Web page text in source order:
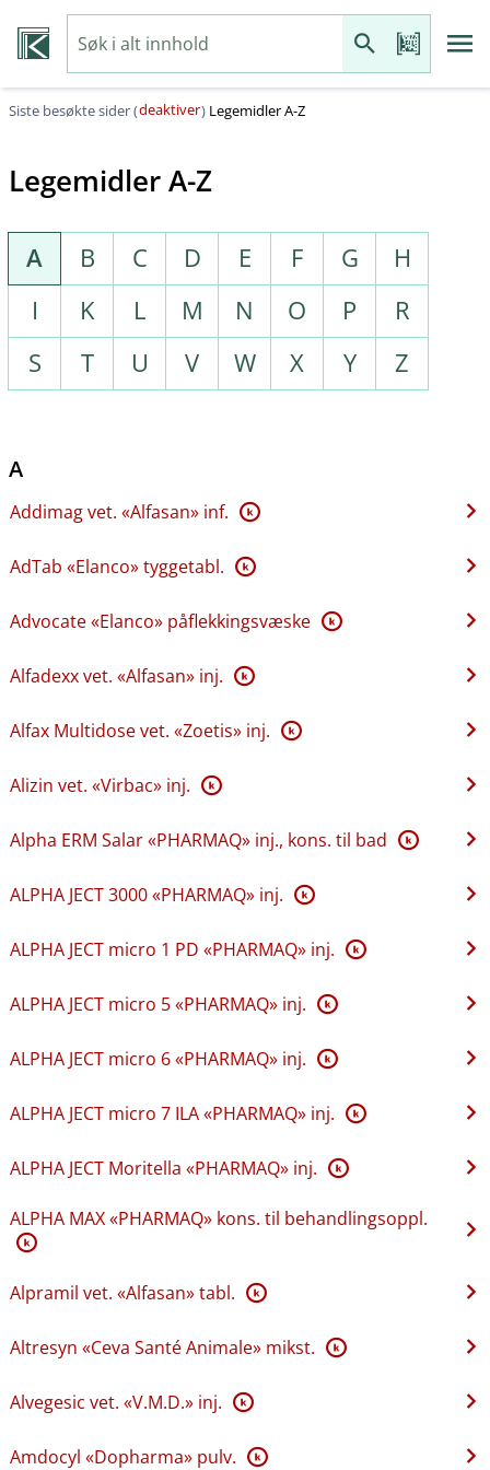
Siste besøkte sider (deaktiver) Legemidler A-Z
Legemidler A-Z
A B C D E F G
H
I
K L M N O P
R
S
T U V W X Y Z
A
Addimag vet. «Alfasan» inf. K
AdTab «Elanco» tyggetabl. K
Advocate «Elanco» påflekkingsvæske K
Alfadexx vet. «Alfasan» inj. K
Alfax Multidose vet. «Zoetis» inj. K
Alizin vet. «Virbac» inj. K
Alpha ERM Salar «PHARMAQ» inj., kons. til bad K
ALPHA JECT 3000 «PHARMAQ» inj. K
ALPHA JECT micro 1 PD «PHARMAQ» inj. K
ALPHA JECT micro 5 «PHARMAQ» inj. K
ALPHA JECT micro 6 «PHARMAQ» inj. K
ALPHA JECT micro 7 ILA «PHARMAQ» inj. K
ALPHA JECT Moritella «PHARMAQ» inj. K
ALPHA MAX «PHARMAQ» kons. til behandlingsoppl.
K
Alpramil vet. «Alfasan» tabl. K
Altresyn «Ceva Santé Animale» mikst. K
Alvegesic vet. «V.M.D.» inj. K
Amdocyl «Dopharma» pulv. K